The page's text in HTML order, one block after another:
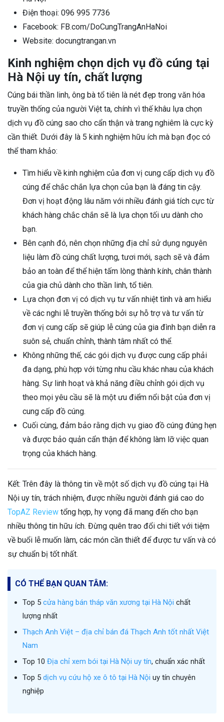
Điện thoại: 096 995 7736
Facebook: FB.com/DoCungTrangAnHaNoi
Website: docungtrangan.vn
Kinh nghiệm chọn dịch vụ đồ cúng tại
Hà Nội uy tín, chất lượng
Cúng bái thần linh, ông bà tổ tiên là nét đẹp trong văn hóa
truyền thống của người Việt ta, chính vì thế khâu lựa chọn
dịch vụ đồ cúng sao cho cẩn thận và trang nghiêm là cực kỳ
cần thiết. Dưới đây là 5 kinh nghiệm hữu ích mà bạn đọc có
thể tham khảo:
Tìm hiểu về kinh nghiệm của đơn vị cung cấp dịch vụ đồ
cúng để chắc chắn lựa chọn của bạn là đáng tin cậy.
Đơn vị hoạt động lâu năm với nhiều đánh giá tích cực từ
khách hàng chắc chắn sẽ là lựa chọn tối ưu dành cho
bạn.
Bên cạnh đó, nên chọn những địa chỉ sử dụng nguyên
liệu làm đồ cúng chất lượng, tươi mới, sạch sẽ và đảm
bảo an toàn để thể hiện tấm lòng thành kính, chân thành
của gia chủ dành cho thần linh, tổ tiên.
Lựa chọn đơn vị có dịch vụ tư vấn nhiệt tình và am hiểu
về các nghi lễ truyền thống bởi sự hỗ trợ và tư vấn từ
đơn vị cung cấp sẽ giúp lễ cúng của gia đình bạn diễn ra
suôn sẻ, chuẩn chỉnh, thành tâm nhất có thể.
Không những thế, các gói dịch vụ được cung cấp phải
đa dạng, phù hợp với từng nhu cầu khác nhau của khách
hàng. Sự linh hoạt và khả năng điều chỉnh gói dịch vụ
theo mọi yêu cầu sẽ là một ưu điểm nổi bật của đơn vị
cung cấp đồ cúng.
Cuối cùng, đảm bảo rằng dịch vụ giao đồ cúng đúng hẹn
và được bảo quản cẩn thận để không làm lỡ việc quan
trọng của khách hàng.
Kết: Trên đây là thông tin về một số dịch vụ đồ cúng tại Hà
Nội uy tín, trách nhiệm, được nhiều người đánh giá cao do
TopAZ Review tổng hợp, hy vọng đã mang đến cho bạn
nhiều thông tin hữu ích. Đừng quên trao đổi chi tiết với tiệm
về buổi lễ muốn làm, các món cần thiết để được tư vấn và có
sự chuẩn bị tốt nhất.
CÓ THỂ BẠN QUAN TÂM:
Top 5 cửa hàng bán tháp văn xương tại Hà Nội chất
lượng nhất
Thạch Anh Việt – địa chỉ bán đá Thạch Anh tốt nhất Việt
Nam
Top 10 Địa chỉ xem bói tại Hà Nội uy tín, chuẩn xác nhất
Top 5 dịch vụ cứu hộ xe ô tô tại Hà Nội uy tín chuyên
nghiệp